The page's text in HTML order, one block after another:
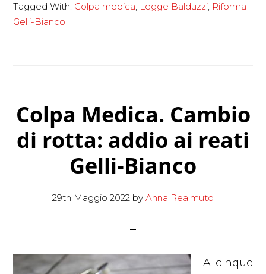
DELLA
BIANCO
Tagged With: Colpa medica, Legge Balduzzi, Riforma
Gelli-Bianco
Colpa Medica. Cambio
di rotta: addio ai reati
Gelli-Bianco
29th Maggio 2022 by Anna Realmuto
A cinque